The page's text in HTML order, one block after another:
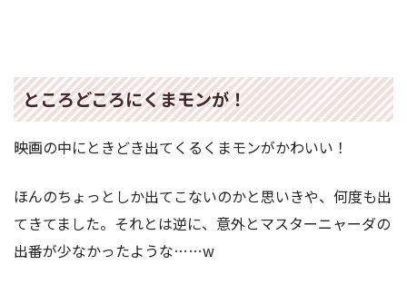
ところどころにくまモンが！
映画の中にときどき出てくるくまモンがかわいい！
ほんのちょっとしか出てこないのかと思いきや、何度も出
てきてました。それとは逆に、意外とマスターニャーダの
出番が少なかったような……w